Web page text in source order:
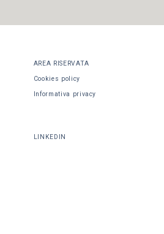
AREA RISERVATA
Cookies policy
Informativa privacy
LINKEDIN